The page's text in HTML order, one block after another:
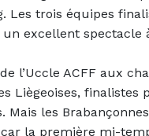
Les trois équipes
excellent spectacle
l’Uccle ACFF aux
Liègeoises, finalistes
les Brabançonnes
la première mi-